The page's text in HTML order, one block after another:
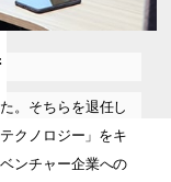
。そちらを退任し
クノロジー」をキ
ンチャー企業への